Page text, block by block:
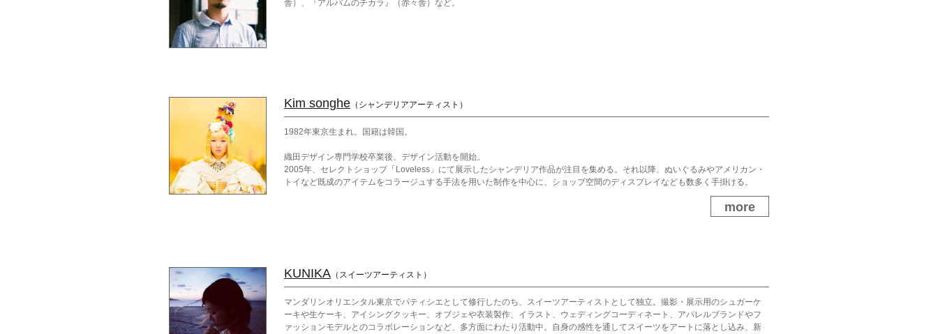
舎）、『アルバムのチカラ』（赤々舎）など。
Kim songhe （シャンデリアアーティスト）
1982年東京生まれ。国籍は韓国。
織田デザイン専門学校卒業後、デザイン活動を開始。
2005年、セレクトショップ「Loveless」にて展示したシャンデリア作品が注目を集める。それ以降、ぬいぐるみやアメリカン・
トイなど既成のアイテムをコラージュする手法を用いた制作を中心に、ショップ空間のディスプレイなども数多く手掛ける。
「ジャンク・コラージュ」とでも表現できるそれらの作品は、ごちゃごちゃのようでいて奇妙なバランスで統合されており、イ
more
KUNIKA （スイーツアーティスト）
マンダリンオリエンタル東京でパティシエとして修行したのち、スイーツアーティストとして独立。撮影・展示用のシュガーケ
ーキや生ケーキ、アイシングクッキー、オブジェや衣装製作、イラスト、ウェディングコーディネート、アパレルブランドやフ
ァッションモデルとのコラボレーションなど、多方面にわたり活動中。自身の感性を通してスイーツをアートに落とし込み、新